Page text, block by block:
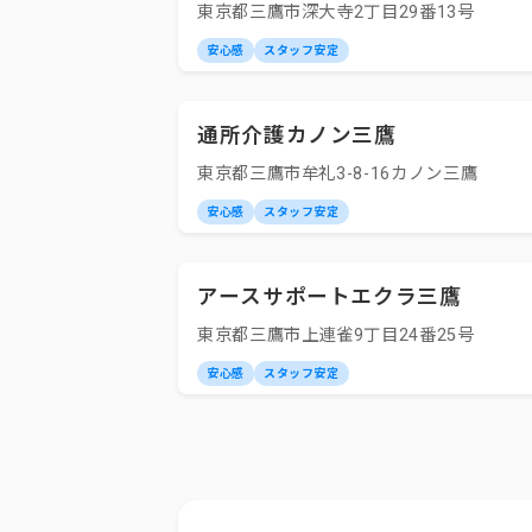
東京都三鷹市深大寺2丁目29番13号
安心感 スタッフ安定
通所介護カノン三鷹
東京都三鷹市牟礼3-8-16カノン三鷹
安心感 スタッフ安定
アースサポートエクラ三鷹
東京都三鷹市上連雀9丁目24番25号
安心感 スタッフ安定